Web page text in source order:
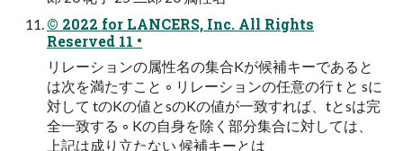
© 2022 for LANCERS, Inc. All Rights
Reserved 11 •
リレーションの属性名の集合Kが候補キーであると
は次を満たすこと ◦ リレーションの任意の行 t と sに
対して tのKの値とsのKの値が一致すれば、tとsは完
全一致する ◦ Kの自身を除く部分集合に対しては、
上記は成り立たない 候補キーとは